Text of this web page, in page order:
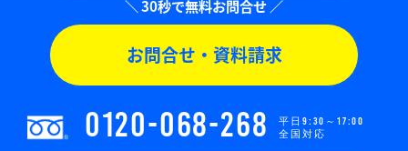
お問合せ・資料請求
0120-068-268
平日9:30～17:00
全国対応